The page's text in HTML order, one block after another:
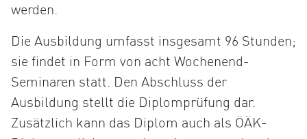
werden.
Die Ausbildung umfasst insgesamt 96 Stunden;
sie findet in Form von acht Wochenend-
Seminaren statt. Den Abschluss der
Ausbildung stellt die Diplomprüfung dar.
Zusätzlich kann das Diplom auch als ÖÄK-